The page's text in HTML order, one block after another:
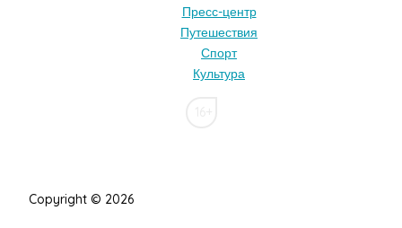
Пресс-центр
Путешествия
Спорт
Культура
Copyright © 2026